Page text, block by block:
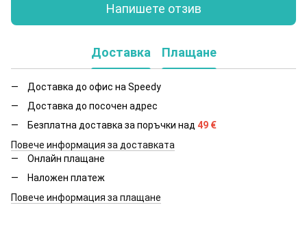
Напишете отзив
Доставка Плащане
Доставка до офис на Speedy
Доставка до посочен адрес
Безплатна доставка за поръчки над 49 €
Повече информация за доставката
Онлайн плащане
Наложен платеж
Повече информация за плащане